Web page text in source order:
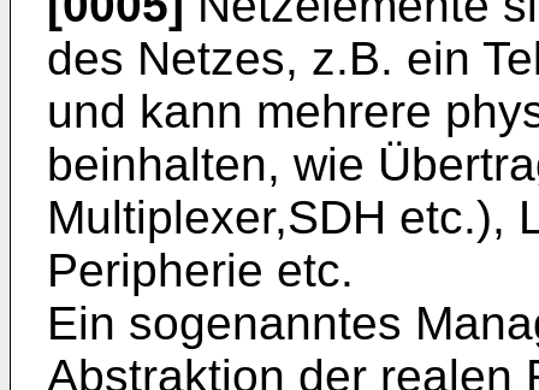
des Netzes, z.B. ein
und kann mehrere
beinhalten, wie
Multiplexer,SDH etc.),
Peripherie etc.
Ein sogenanntes
Abstraktion der realen